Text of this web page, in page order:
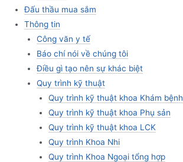
Đấu thầu mua sắm
Thông tin
Công văn y tế
Báo chí nói về chúng tôi
Điều gì tạo nên sự khác biệt
Quy trình kỹ thuật
Quy trình kỹ thuật khoa Khám bệnh
Quy trình kỹ thuật khoa Phụ sản
Quy trình kỹ thuật khoa LCK
Quy trình Khoa Nhi
Quy trình Khoa Ngoại tổng hợp